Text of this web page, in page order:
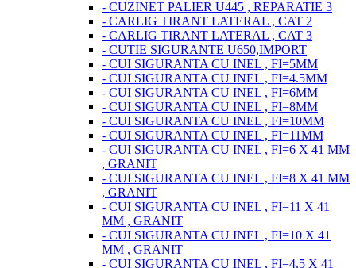
- CUZINET PALIER U445 , REPARATIE 3
- CARLIG TIRANT LATERAL , CAT 2
- CARLIG TIRANT LATERAL , CAT 3
- CUTIE SIGURANTE U650,IMPORT
- CUI SIGURANTA CU INEL , FI=5MM
- CUI SIGURANTA CU INEL , FI=4.5MM
- CUI SIGURANTA CU INEL , FI=6MM
- CUI SIGURANTA CU INEL , FI=8MM
- CUI SIGURANTA CU INEL , FI=10MM
- CUI SIGURANTA CU INEL , FI=11MM
- CUI SIGURANTA CU INEL , FI=6 X 41 MM
, GRANIT
- CUI SIGURANTA CU INEL , FI=8 X 41 MM
, GRANIT
- CUI SIGURANTA CU INEL , FI=11 X 41
MM , GRANIT
- CUI SIGURANTA CU INEL , FI=10 X 41
MM , GRANIT
- CUI SIGURANTA CU INEL , FI=4.5 X 41